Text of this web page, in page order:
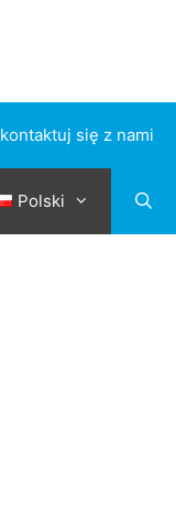
się z nami
Polski